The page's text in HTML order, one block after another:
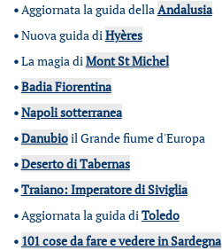
•Aggiornata la guida dellaAndalusia
•Nuova guida diHyères
•La magia diMont St Michel
•Badia Fiorentina
•Napoli sotterranea
•Danubioil Grande fiume d'Europa
•Deserto di Tabernas
•Traiano: Imperatore di Siviglia
•Aggiornata la guida diToledo
• 101 cose da fare e vedere in Sardegna